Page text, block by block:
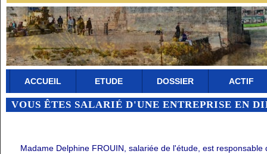
ACCUEIL ETUDE DOSSIER ACTIF
VOUS ÊTES SALARIÉ D'UNE ENTREPRISE EN
Madame Delphine FROUIN, salariée de l'étude, est